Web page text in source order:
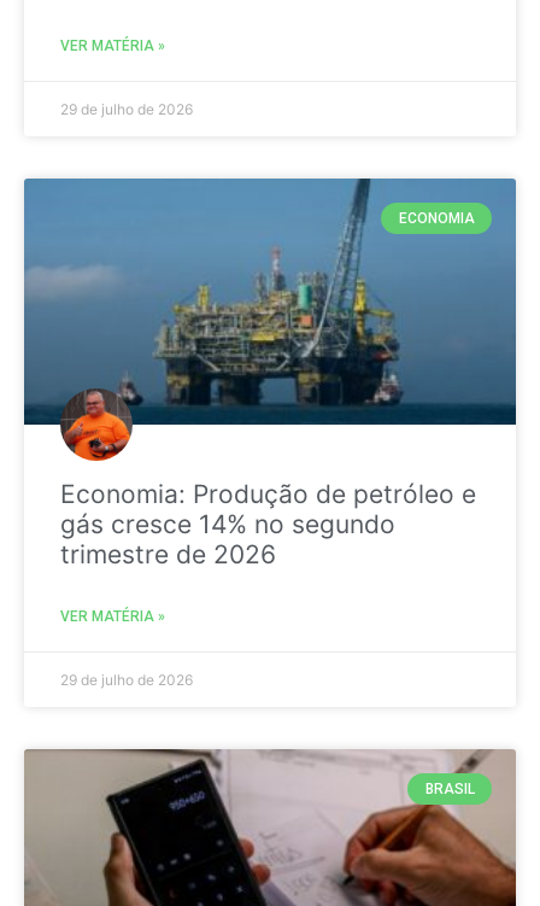
VER MATÉRIA »
29 de julho de 2026
ECONOMIA
Economia: Produção de petróleo e
gás cresce 14% no segundo
trimestre de 2026
VER MATÉRIA »
29 de julho de 2026
BRASIL